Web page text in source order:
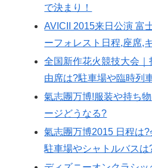
で決まり！
AVICII 2015来日公演 富
ーフォレスト日程,座席,
全国新作花火競技大会
由席は?駐車場や臨時列
氣志團万博!服装や持ち
ージどうなる?
氣志團万博2015 日程は?
駐車場やシャトルバスは